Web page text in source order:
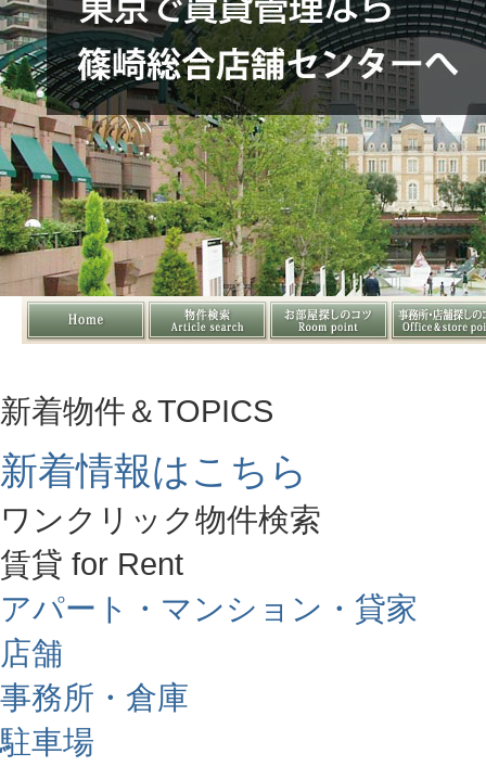
新着物件＆TOPICS
新着情報はこちら
ワンクリック物件検索
賃貸 for Rent
アパート・マンション・貸家
店舗
事務所・倉庫
駐車場